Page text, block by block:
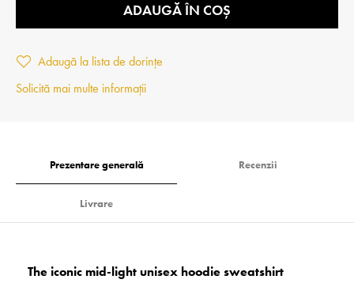
ADAUGĂ ÎN COȘ
Adaugă la lista de dorințe
Solicită mai multe informații
Prezentare generală Recenzii
Livrare
The iconic mid-light unisex hoodie sweatshirt